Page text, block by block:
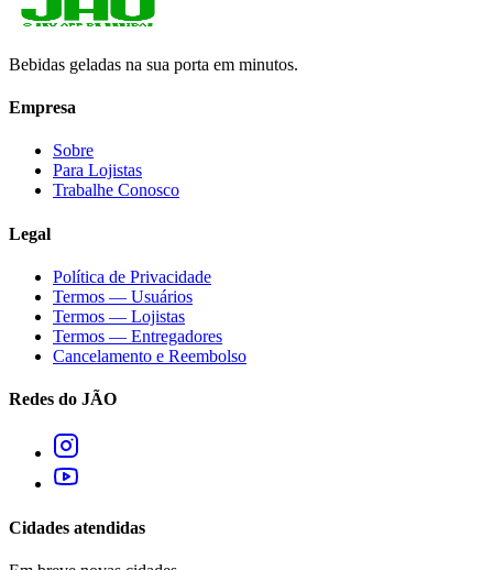
Bebidas geladas na sua porta em minutos.
Empresa
Sobre
Para Lojistas
Trabalhe Conosco
Legal
Política de Privacidade
Termos — Usuários
Termos — Lojistas
Termos — Entregadores
Cancelamento e Reembolso
Redes do JÃO
Cidades atendidas